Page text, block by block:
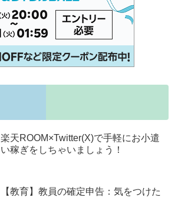
楽天ROOM×Twitter(X)で手軽にお小遣
い稼ぎをしちゃいましょう！
【教育】教員の確定申告：気をつけた